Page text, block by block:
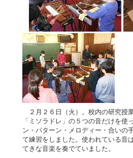
２月２６日（火）。校内の研究授
「ミソラドレ」の５つの音だけを
ン・パターン・メロディー・合いの
て練習をしました。使われている音
てきな音楽を奏でていました。